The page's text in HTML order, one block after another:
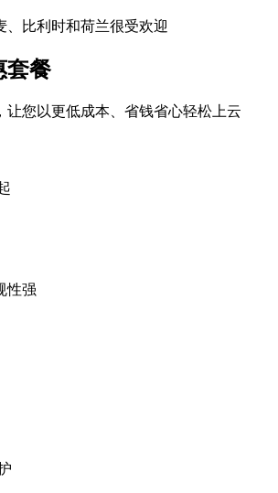
、比利时和荷兰很受欢迎
套餐
让您以更低成本、省钱省心轻松上云
性强